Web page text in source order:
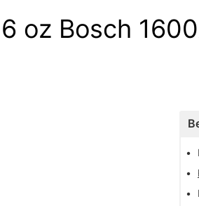
oz Bosch
•
•
•